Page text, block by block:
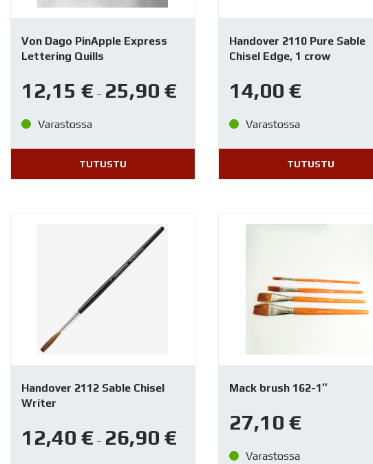
Von Dago PinApple Express
Lettering Quills
12,15 € – 25,90 €
Varastossa
TUTUSTU
Handover 2110 Pure Sable
Chisel Edge, 1 crow
14,00€
Varastossa
TUTUSTU
Handover 2112 Sable Chisel
Writer
12,40 € – 26,90 €
Mack brush 162-1″
27,10€
Varastossa